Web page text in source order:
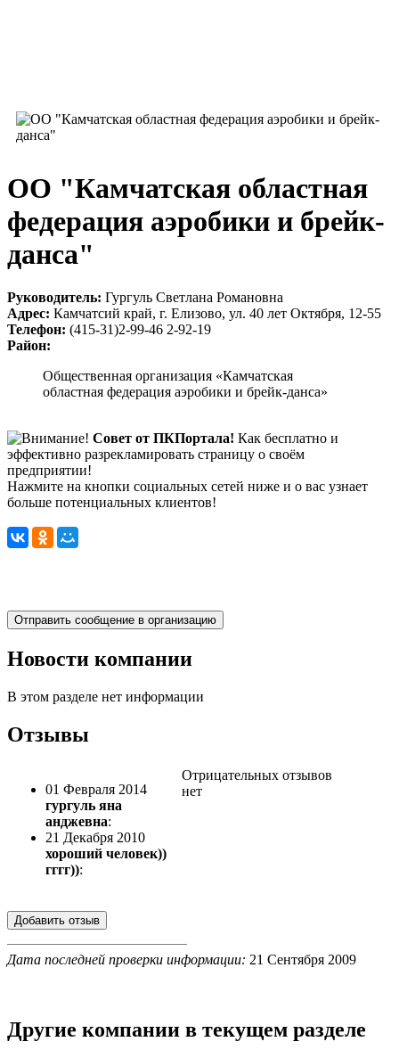
ОО "Камчатская областная
федерация аэробики и брейк-
данса"
Руководитель: Гургуль Светлана Романовна
Адрес: Камчатсий край, г. Елизово, ул. 40 лет Октября, 12-55
Телефон: (415-31)2-99-46 2-92-19
Район:
Общественная организация «Камчатская
областная федерация аэробики и брейк-данса»
Совет от ПКПортала! Как бесплатно и
эффективно разрекламировать страницу о своём
предприятии!
Нажмите на кнопки социальных сетей ниже и о вас узнает
больше потенциальных клиентов!
Новости компании
В этом разделе нет информации
Отзывы
01 Февраля 2014
гургуль яна
анджевна:
21 Декабря 2010
хороший человек))
гггг)):
Отрицательных отзывов
нет
Дата последней проверки информации: 21 Сентября 2009
Другие компании в текущем разделе